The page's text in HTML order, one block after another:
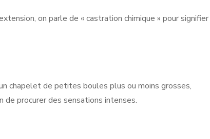
on parle de « castration chimique » pour signifier
chapelet de petites boules plus ou moins grosses,
de procurer des sensations intenses.